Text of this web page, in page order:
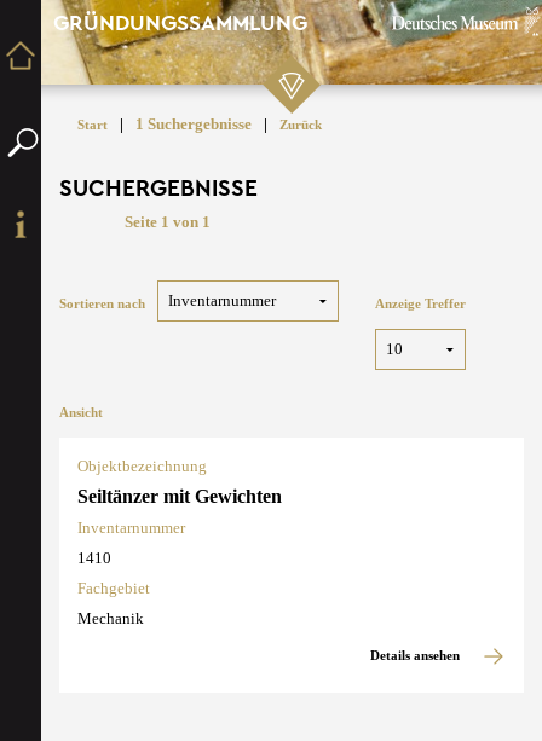
GRÜNDUNGSSAMMLUNG
Start | 1 Suchergebnisse | Zurück
SUCHERGEBNISSE
Seite 1 von 1
Sortieren nach Anzeige Treffer
Ansicht
Objektbezeichnung
Seiltänzer mit Gewichten
Inventarnummer
1410
Fachgebiet
Mechanik
Details ansehen